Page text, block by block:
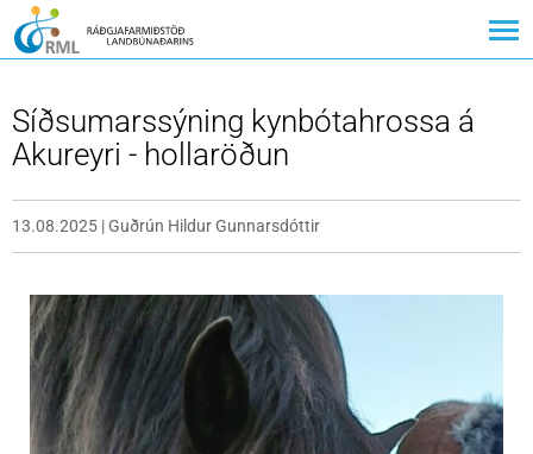
Síðsumarssýning kynbótahrossa á
Akureyri - hollaröðun
13.08.2025 |Guðrún Hildur Gunnarsdóttir